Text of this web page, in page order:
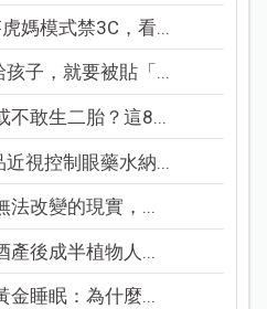
媽模式禁3C，看...
子，就要被貼「...
不敢生二胎？這8...
近視控制眼藥水納...
法改變的現實，...
產後成半植物人...
金睡眠：為什麼...